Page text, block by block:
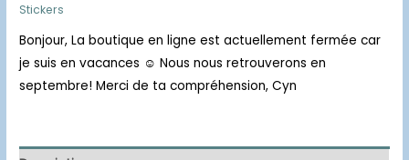
Stickers
Bonjour, La boutique en ligne est actuellement fermée car
je suis en vacances ☺️ Nous nous retrouverons en
septembre! Merci de ta compréhension, Cyn